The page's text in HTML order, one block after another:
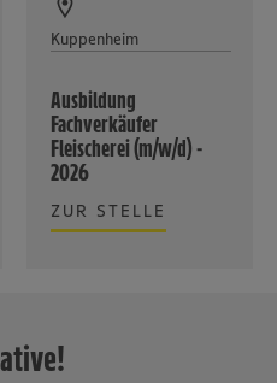
Kuppenheim
Ausbildung
Fachverkäufer
Fleischerei (m/w/d) -
2026
ZUR STELLE